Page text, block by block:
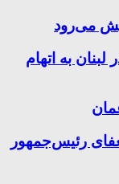
می‌رود
به اتهام
رئیس‌جمهور